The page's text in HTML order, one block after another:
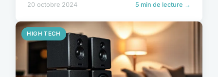
20 octobre 2024 5 min de lecture →
HIGH TECH